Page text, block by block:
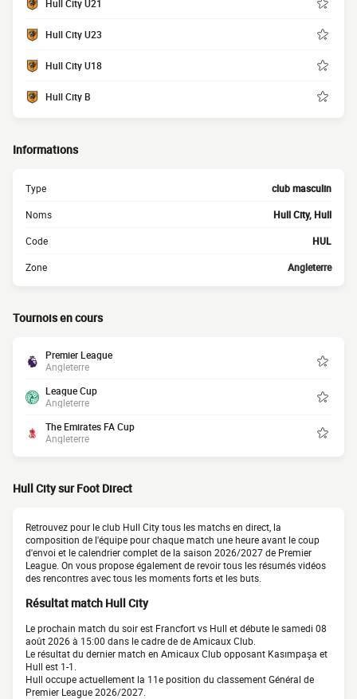
Hull City U21
Hull City U23
Hull City U18
Hull City B
Informations
Type club masculin
Noms Hull City, Hull
Code HUL
Zone Angleterre
Tournois en cours
Premier League
Angleterre
League Cup
Angleterre
The Emirates FA Cup
Angleterre
Hull City sur Foot Direct
Retrouvez pour le club Hull City tous les matchs en direct, la
composition de l'équipe pour chaque match une heure avant le coup
d'envoi et le calendrier complet de la saison 2026/2027 de Premier
League. On vous propose également de revoir tous les résumés vidéos
des rencontres avec tous les moments forts et les buts.
Résultat match Hull City
Le prochain match du soir est Francfort vs Hull et débute le samedi 08
août 2026 à 15:00 dans le cadre de de Amicaux Club.
Le résultat du dernier match en Amicaux Club opposant Kasımpaşa et
Hull est 1-1.
Hull occupe actuellement la 11e position du classement Général de
Premier League 2026/2027.